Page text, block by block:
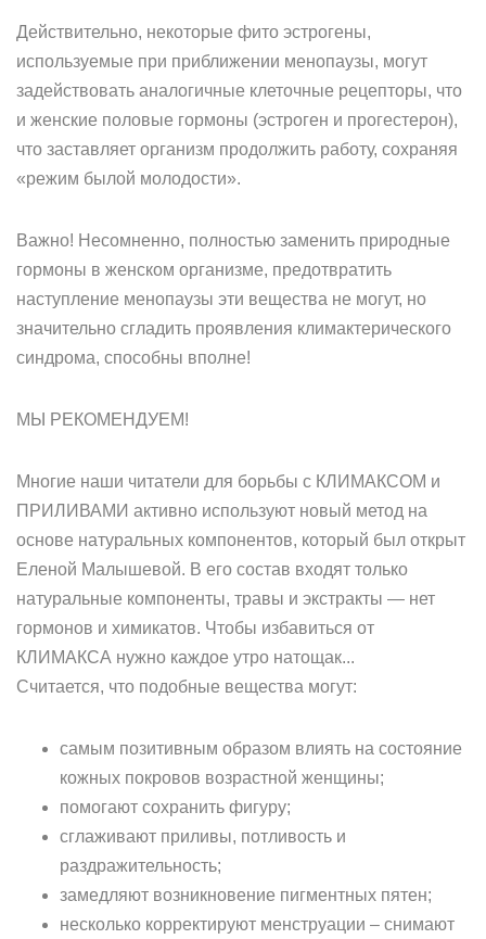
Действительно, некоторые фито эстрогены,
используемые при приближении менопаузы, могут
задействовать аналогичные клеточные рецепторы, что
и женские половые гормоны (эстроген и прогестерон),
что заставляет организм продолжить работу, сохраняя
«режим былой молодости».
Важно! Несомненно, полностью заменить природные
гормоны в женском организме, предотвратить
наступление менопаузы эти вещества не могут, но
значительно сгладить проявления климактерического
синдрома, способны вполне!
МЫ РЕКОМЕНДУЕМ!
Многие наши читатели для борьбы с КЛИМАКСОМ и
ПРИЛИВАМИ активно используют новый метод на
основе натуральных компонентов, который был открыт
Еленой Малышевой. В его состав входят только
натуральные компоненты, травы и экстракты — нет
гормонов и химикатов. Чтобы избавиться от
КЛИМАКСА нужно каждое утро натощак...
Считается, что подобные вещества могут:
самым позитивным образом влиять на состояние
кожных покровов возрастной женщины;
помогают сохранить фигуру;
сглаживают приливы, потливость и
раздражительность;
замедляют возникновение пигментных пятен;
несколько корректируют менструации – снимают